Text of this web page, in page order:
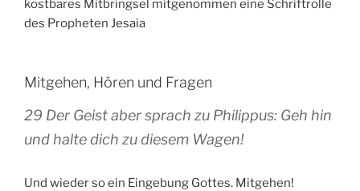
kostbares Mitbringsel mitgenommen eine Schriftrolle
des Propheten Jesaia
Mitgehen, Hören und Fragen
29 Der Geist aber sprach zu Philippus: Geh hin
und halte dich zu diesem Wagen!
Und wieder so ein Eingebung Gottes. Mitgehen!